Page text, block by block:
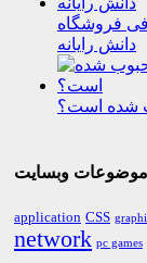
فروشگاه
دانش رایانه
شده است؟
موضوعات وبسایت
application CSS
network pc games